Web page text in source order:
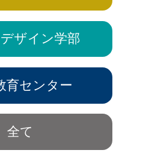
ザイン学部
育センター
全て